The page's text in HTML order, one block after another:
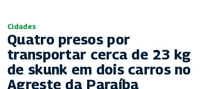
Cidades
Quatro presos por
transportar cerca de 23 kg
de skunk em dois carros no
Agreste da Paraíba